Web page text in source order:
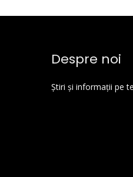
Despre noi
Știri și informații pe